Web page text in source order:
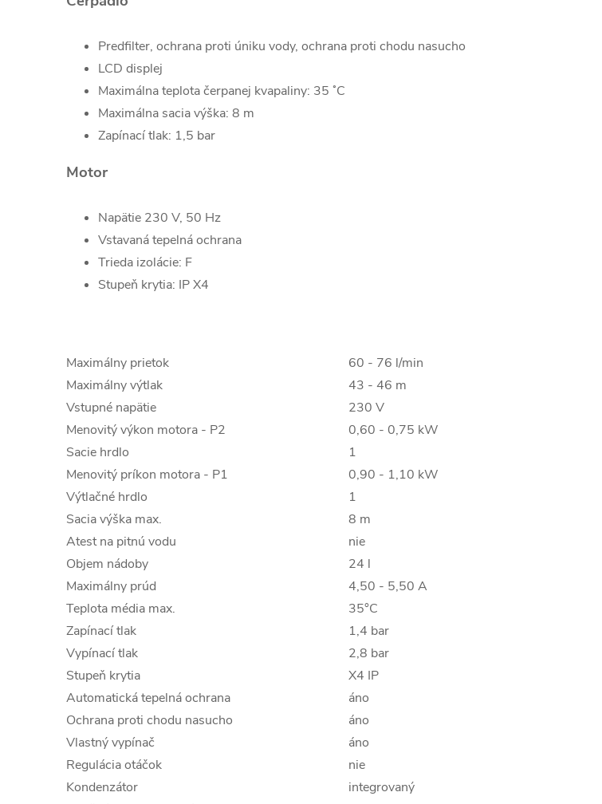
Predfilter, ochrana proti úniku vody, ochrana proti chodu nasucho
LCD displej
Maximálna teplota čerpanej kvapaliny: 35 ˚C
Maximálna sacia výška: 8 m
Zapínací tlak: 1,5 bar
Motor
Napätie 230 V, 50 Hz
Vstavaná tepelná ochrana
Trieda izolácie: F
Stupeň krytia: IP X4
Maximálny prietok
60 - 76 l/min
Maximálny výtlak
43 - 46 m
Vstupné napätie
230 V
Menovitý výkon motora - P2
0,60 - 0,75 kW
Sacie hrdlo
1
Menovitý príkon motora - P1
0,90 - 1,10 kW
Výtlačné hrdlo
1
Sacia výška max.
8 m
Atest na pitnú vodu
nie
Objem nádoby
24 l
Maximálny prúd
4,50 - 5,50 A
Teplota média max.
35°C
Zapínací tlak
1,4 bar
Vypínací tlak
2,8 bar
Stupeň krytia
X4 IP
Automatická tepelná ochrana
áno
Ochrana proti chodu nasucho
áno
Vlastný vypínač
áno
Regulácia otáčok
nie
Kondenzátor
integrovaný